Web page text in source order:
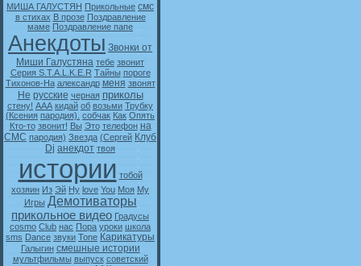
МИША ГАЛУСТЯН Прикольные смс
в стихах В прозе Поздравление
маме Поздравление папе
Анекдоты Звонки от
Миши Галустяна тебе звонит
Серия S.T.A.L.K.E.R Тайны пороге
Тихонов-На александр меня звонят
Не русские черная приколы
стену! ААА кидай об возьми Трубку
(Ксения пародия). собчак Как Опять
Кто-то звонит! Вы Это телефон на
СМС пародия) Звезда (Сергей Клуб
Dj анекдот твоя
истории тобой
хозяин Из Эй Ну love You Моя My
Игры Демотиваторы
прикольное видео Градусы
cosmo Club нас Пора уроки школа
sms Dance звуки Tone Карикатуры
Галыгин смешные истории
мультфильмы выпуск советский